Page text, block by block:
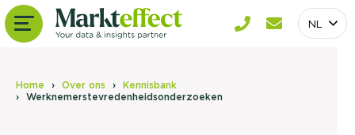
NL
Home Over ons
Kennisbank
Werknemerstevredenheidsonderzoeken